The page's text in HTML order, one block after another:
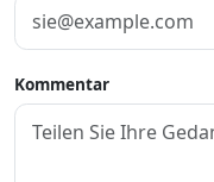
Kommentar